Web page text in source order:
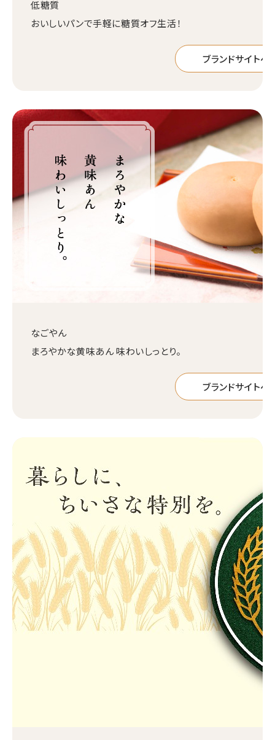
低糖質
おいしいパンで手軽に糖質オフ生活！
ブランドサイトへ
なごやん
まろやかな黄味あん 味わいしっとり。
ブランドサイトへ